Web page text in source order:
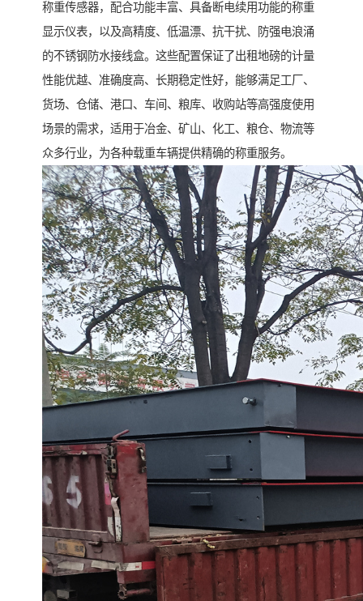
称重传感器，配合功能丰富、具备断电续用功能的称重
显示仪表，以及高精度、低温漂、抗干扰、防强电浪涌
的不锈钢防水接线盒。这些配置保证了出租地磅的计量
性能优越、准确度高、长期稳定性好，能够满足工厂、
货场、仓储、港口、车间、粮库、收购站等高强度使用
场景的需求，适用于冶金、矿山、化工、粮仓、物流等
众多行业，为各种载重车辆提供精确的称重服务。